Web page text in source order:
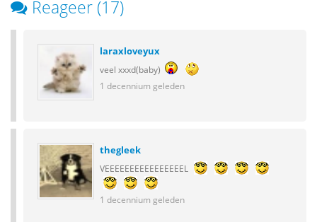
Reageer (17)
laraxloveyux
veel xxxd(baby)
1 decennium geleden
thegleek
VEEEEEEEEEEEEEEEEL
1 decennium geleden